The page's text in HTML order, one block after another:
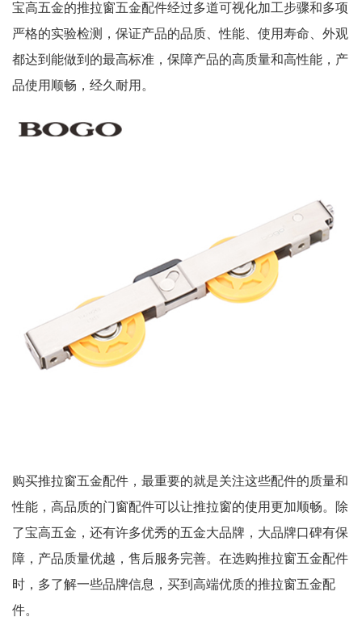
宝高五金的推拉窗五金配件经过多道可视化加工步骤和多项
严格的实验检测，保证产品的品质、性能、使用寿命、外观
都达到能做到的最高标准，保障产品的高质量和高性能，产
品使用顺畅，经久耐用。
购买推拉窗五金配件，最重要的就是关注这些配件的质量和
性能，高品质的门窗配件可以让推拉窗的使用更加顺畅。除
了宝高五金，还有许多优秀的五金大品牌，大品牌口碑有保
障，产品质量优越，售后服务完善。在选购推拉窗五金配件
时，多了解一些品牌信息，买到高端优质的推拉窗五金配
件。